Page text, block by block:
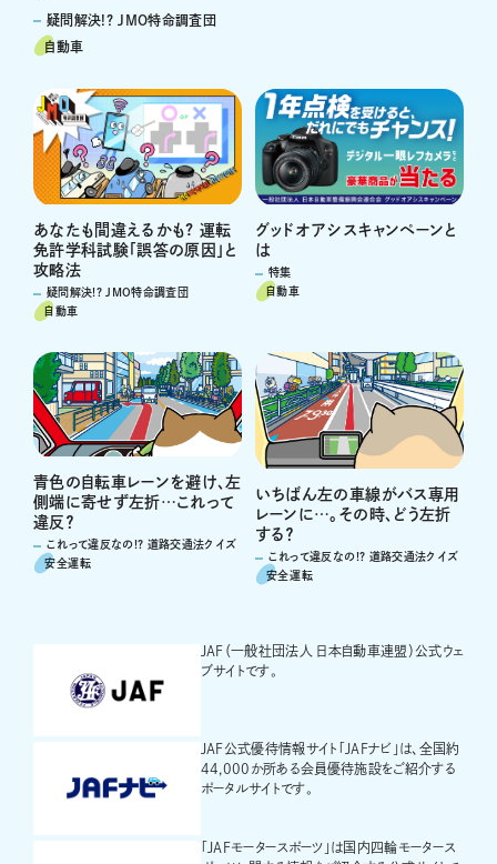
疑問解決!? JMO特命調査団
自動車
あなたも間違えるかも? 運転
免許学科試験「誤答の原因」と
攻略法
疑問解決!? JMO特命調査団
自動車
グッドオアシスキャンペーンと
は
特集
自動車
青色の自転車レーンを避け、左
側端に寄せず左折…これって
違反？
これって違反なの!? 道路交通法クイズ
安全運転
いちばん左の車線がバス専用
レーンに…。その時、どう左折
する？
これって違反なの!? 道路交通法クイズ
安全運転
JAF（一般社団法人 日本自動車連盟）公式ウェ
ブサイトです。
JAF公式優待情報サイト「JAFナビ」は、全国約
44,000か所ある会員優待施設をご紹介する
ポータルサイトです。
「JAFモータースポーツ」は国内四輪モータース